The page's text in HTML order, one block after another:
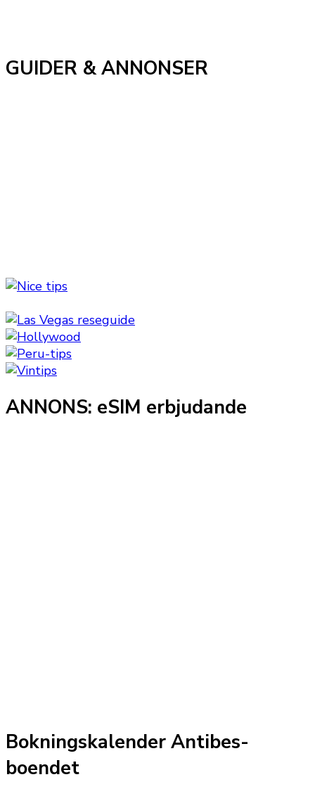
GUIDER & ANNONSER
ANNONS: eSIM erbjudande
Bokningskalender Antibes-
boendet